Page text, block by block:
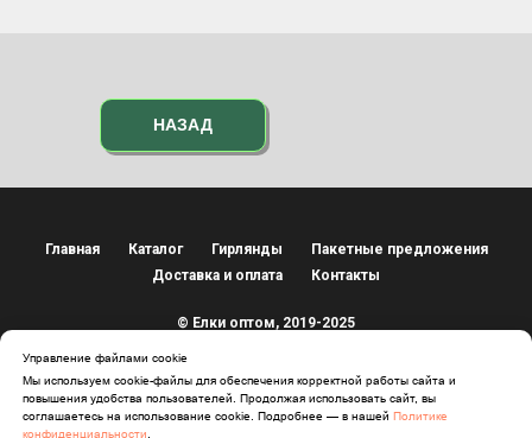
НАЗАД
Главная Каталог Гирлянды
Пакетные предложения
Доставка и оплата
Контакты
© Елки оптом, 2019-2025
Управление файлами cookie
Мы используем cookie-файлы для обеспечения корректной работы сайта и
повышения удобства пользователей. Продолжая использовать сайт, вы
соглашаетесь на использование cookie. Подробнее — в нашей Политике
конфиденциальности.